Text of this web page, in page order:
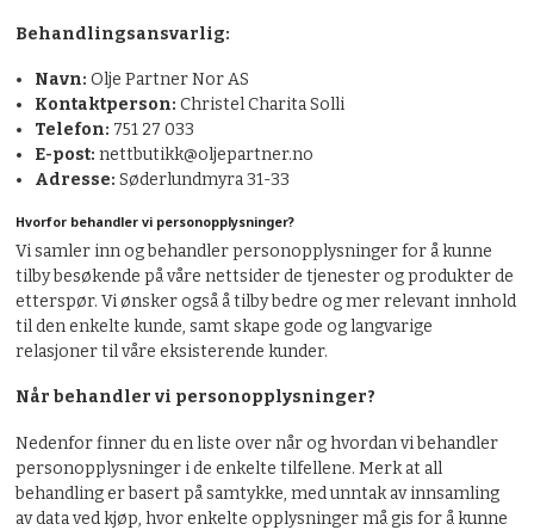
Behandlingsansvarlig:
Navn: Olje Partner Nor AS
Kontaktperson: Christel Charita Solli
Telefon: 751 27 033
E-post: nettbutikk@oljepartner.no
Adresse: Søderlundmyra 31-33
Hvorfor behandler vi personopplysninger?
Vi samler inn og behandler personopplysninger for å kunne
tilby besøkende på våre nettsider de tjenester og produkter de
etterspør. Vi ønsker også å tilby bedre og mer relevant innhold
til den enkelte kunde, samt skape gode og langvarige
relasjoner til våre eksisterende kunder.
Når behandler vi personopplysninger?
Nedenfor finner du en liste over når og hvordan vi behandler
personopplysninger i de enkelte tilfellene. Merk at all
behandling er basert på samtykke, med unntak av innsamling
av data ved kjøp, hvor enkelte opplysninger må gis for å kunne